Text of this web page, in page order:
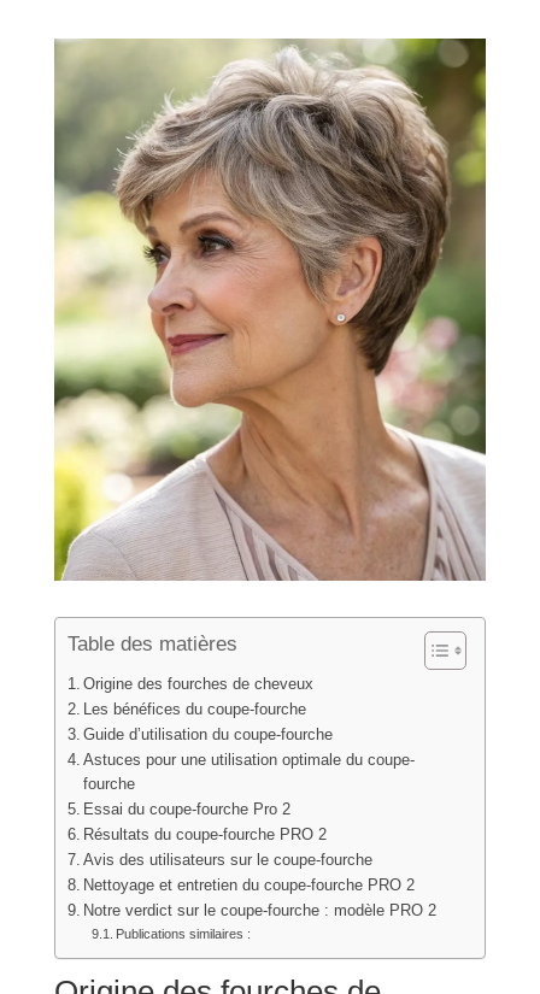
Table des matières
Origine des fourches de cheveux
Les bénéfices du coupe-fourche
Guide d’utilisation du coupe-fourche
Astuces pour une utilisation optimale du coupe-
fourche
Essai du coupe-fourche Pro 2
Résultats du coupe-fourche PRO 2
Avis des utilisateurs sur le coupe-fourche
Nettoyage et entretien du coupe-fourche PRO 2
Notre verdict sur le coupe-fourche : modèle PRO 2
Publications similaires :